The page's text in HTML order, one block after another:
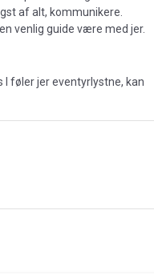
af alt, kommunikere.
venlig guide være med jer.
I føler jer eventyrlystne, kan